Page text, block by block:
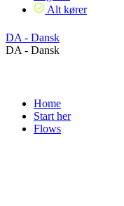
Alt kører
DA - Dansk
DA - Dansk
Home
Start her
Flows